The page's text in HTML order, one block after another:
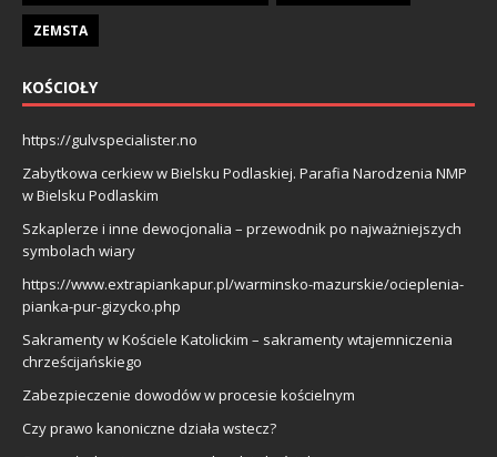
ZEMSTA
KOŚCIOŁY
https://gulvspecialister.no
Zabytkowa cerkiew w Bielsku Podlaskiej. Parafia Narodzenia NMP
w Bielsku Podlaskim
Szkaplerze i inne dewocjonalia – przewodnik po najważniejszych
symbolach wiary
https://www.extrapiankapur.pl/warminsko-mazurskie/ocieplenia-
pianka-pur-gizycko.php
Sakramenty w Kościele Katolickim – sakramenty wtajemniczenia
chrześcijańskiego
Zabezpieczenie dowodów w procesie kościelnym
Czy prawo kanoniczne działa wstecz?